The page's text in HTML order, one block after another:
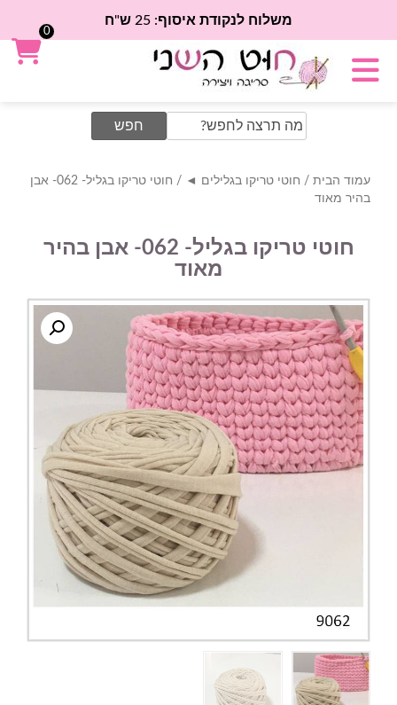
משלוח לנקודת איסוף: 25 ש"ח
Search
for:
עמוד הבית / חוטי טריקו בגלילים ◄
/ חוטי טריקו בגליל- 062- אבן
בהיר מאוד
חוטי טריקו בגליל- 062- אבן בהיר
מאוד
0